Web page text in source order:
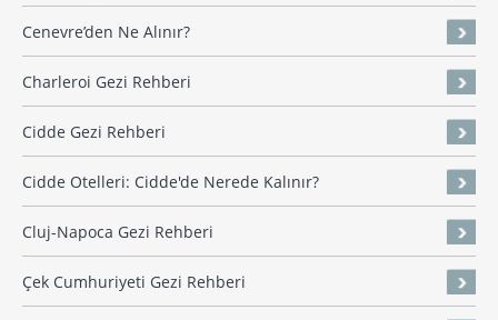
Cenevre’den Ne Alınır?
Charleroi Gezi Rehberi
Cidde Gezi Rehberi
Cidde Otelleri: Cidde'de Nerede Kalınır?
Cluj-Napoca Gezi Rehberi
Çek Cumhuriyeti Gezi Rehberi